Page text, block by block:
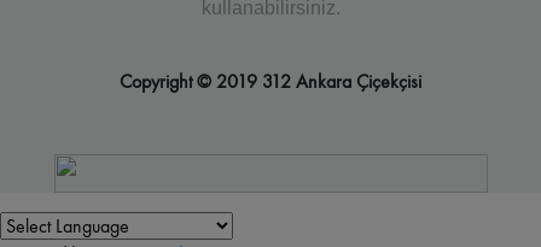
kullanabilirsiniz.
Copyright © 2019 312 Ankara Çiçekçisi